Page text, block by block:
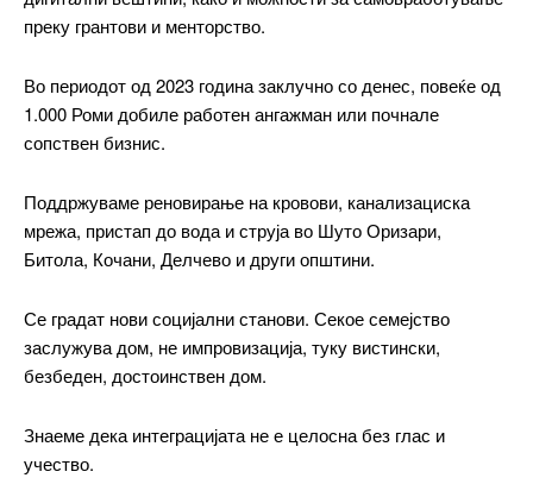
Etiam est nibh, lobortis sit
Ut mollis pellentesque tortor
Nullam eu erat condimentum
Donec quis est ac felis
преку грантови и менторство.
Во периодот од 2023 година заклучно со денес, повеќе од
1.000 Роми добиле работен ангажман или почнале
сопствен бизнис.
Поддржуваме реновирање на кровови, канализациска
мрежа, пристап до вода и струја во Шуто Оризари,
Битола, Кочани, Делчево и други општини.
Се градат нови социјални станови. Секое семејство
заслужува дом, не импровизација, туку вистински,
безбеден, достоинствен дом.
Знаеме дека интеграцијата не е целосна без глас и
учество.